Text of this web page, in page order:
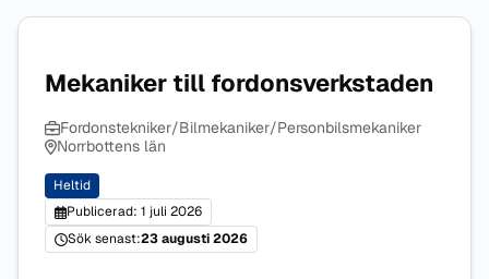
Mekaniker till fordonsverkstaden
Fordonstekniker/Bilmekaniker/Personbilsmekaniker
Norrbottens län
Heltid
Publicerad: 1 juli 2026
Sök senast:23 augusti 2026